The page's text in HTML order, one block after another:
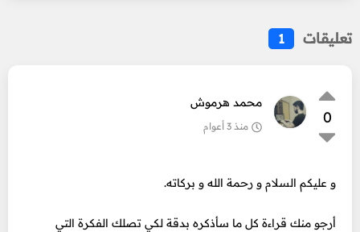
تعليقات 1
0
محمد هرموش
منذ 3 أعوام
و عليكم السلام و رحمة الله و بركاته.
أرجو منك قراءة كل ما سأذكره بدقة لكي تصلك الفكرة التي